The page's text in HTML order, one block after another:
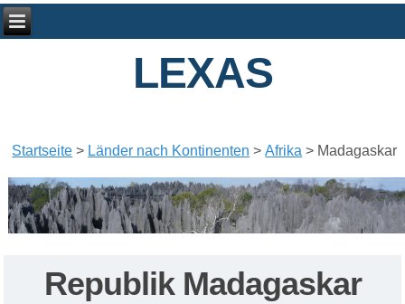
LEXAS
Startseite > Länder nach Kontinenten >Afrika > Madagaskar
Republik Madagaskar